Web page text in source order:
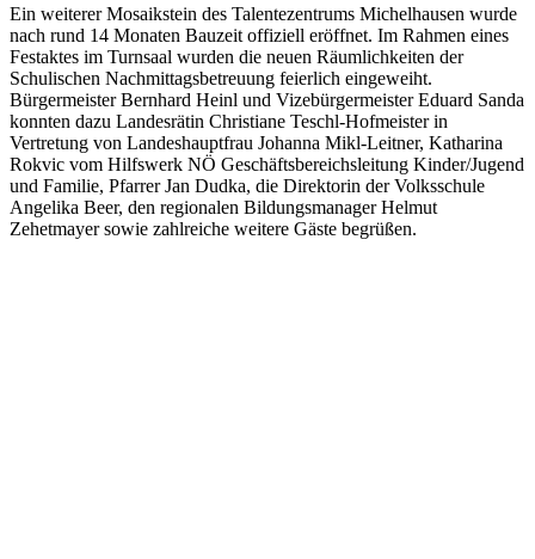
Ein weiterer Mosaikstein des Talentezentrums Michelhausen wurde
nach rund 14 Monaten Bauzeit offiziell eröffnet. Im Rahmen eines
Festaktes im Turnsaal wurden die neuen Räumlichkeiten der
Schulischen Nachmittagsbetreuung feierlich eingeweiht.
Bürgermeister Bernhard Heinl und Vizebürgermeister Eduard Sanda
konnten dazu Landesrätin Christiane Teschl-Hofmeister in
Vertretung von Landeshauptfrau Johanna Mikl-Leitner, Katharina
Rokvic vom Hilfswerk NÖ Geschäftsbereichsleitung Kinder/Jugend
und Familie, Pfarrer Jan Dudka, die Direktorin der Volksschule
Angelika Beer, den regionalen Bildungsmanager Helmut
Zehetmayer sowie zahlreiche weitere Gäste begrüßen.